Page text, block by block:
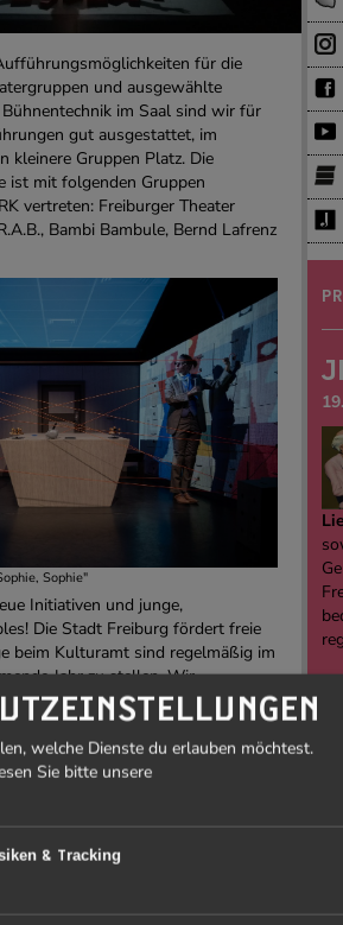
für die
und ausgewählte
im Saal sind wir für
gut ausgestattet, im
kleinere Gruppen Platz. Die
ist mit folgenden Gruppen
vertreten: Freiburger Theater
Bambi Bambule, Bernd Lafrenz
Sophie"
Initiativen und junge,
Die Stadt Freiburg fördert freie
beim Kulturamt sind regelmäßig im
Jahr zu stellen. Wir
sind Ort für interkulturelle
der kulturellen Bildung mit
2020
ist
welche Dienste du erlauben möchtest.
Sie bitte unsere
& Tracking